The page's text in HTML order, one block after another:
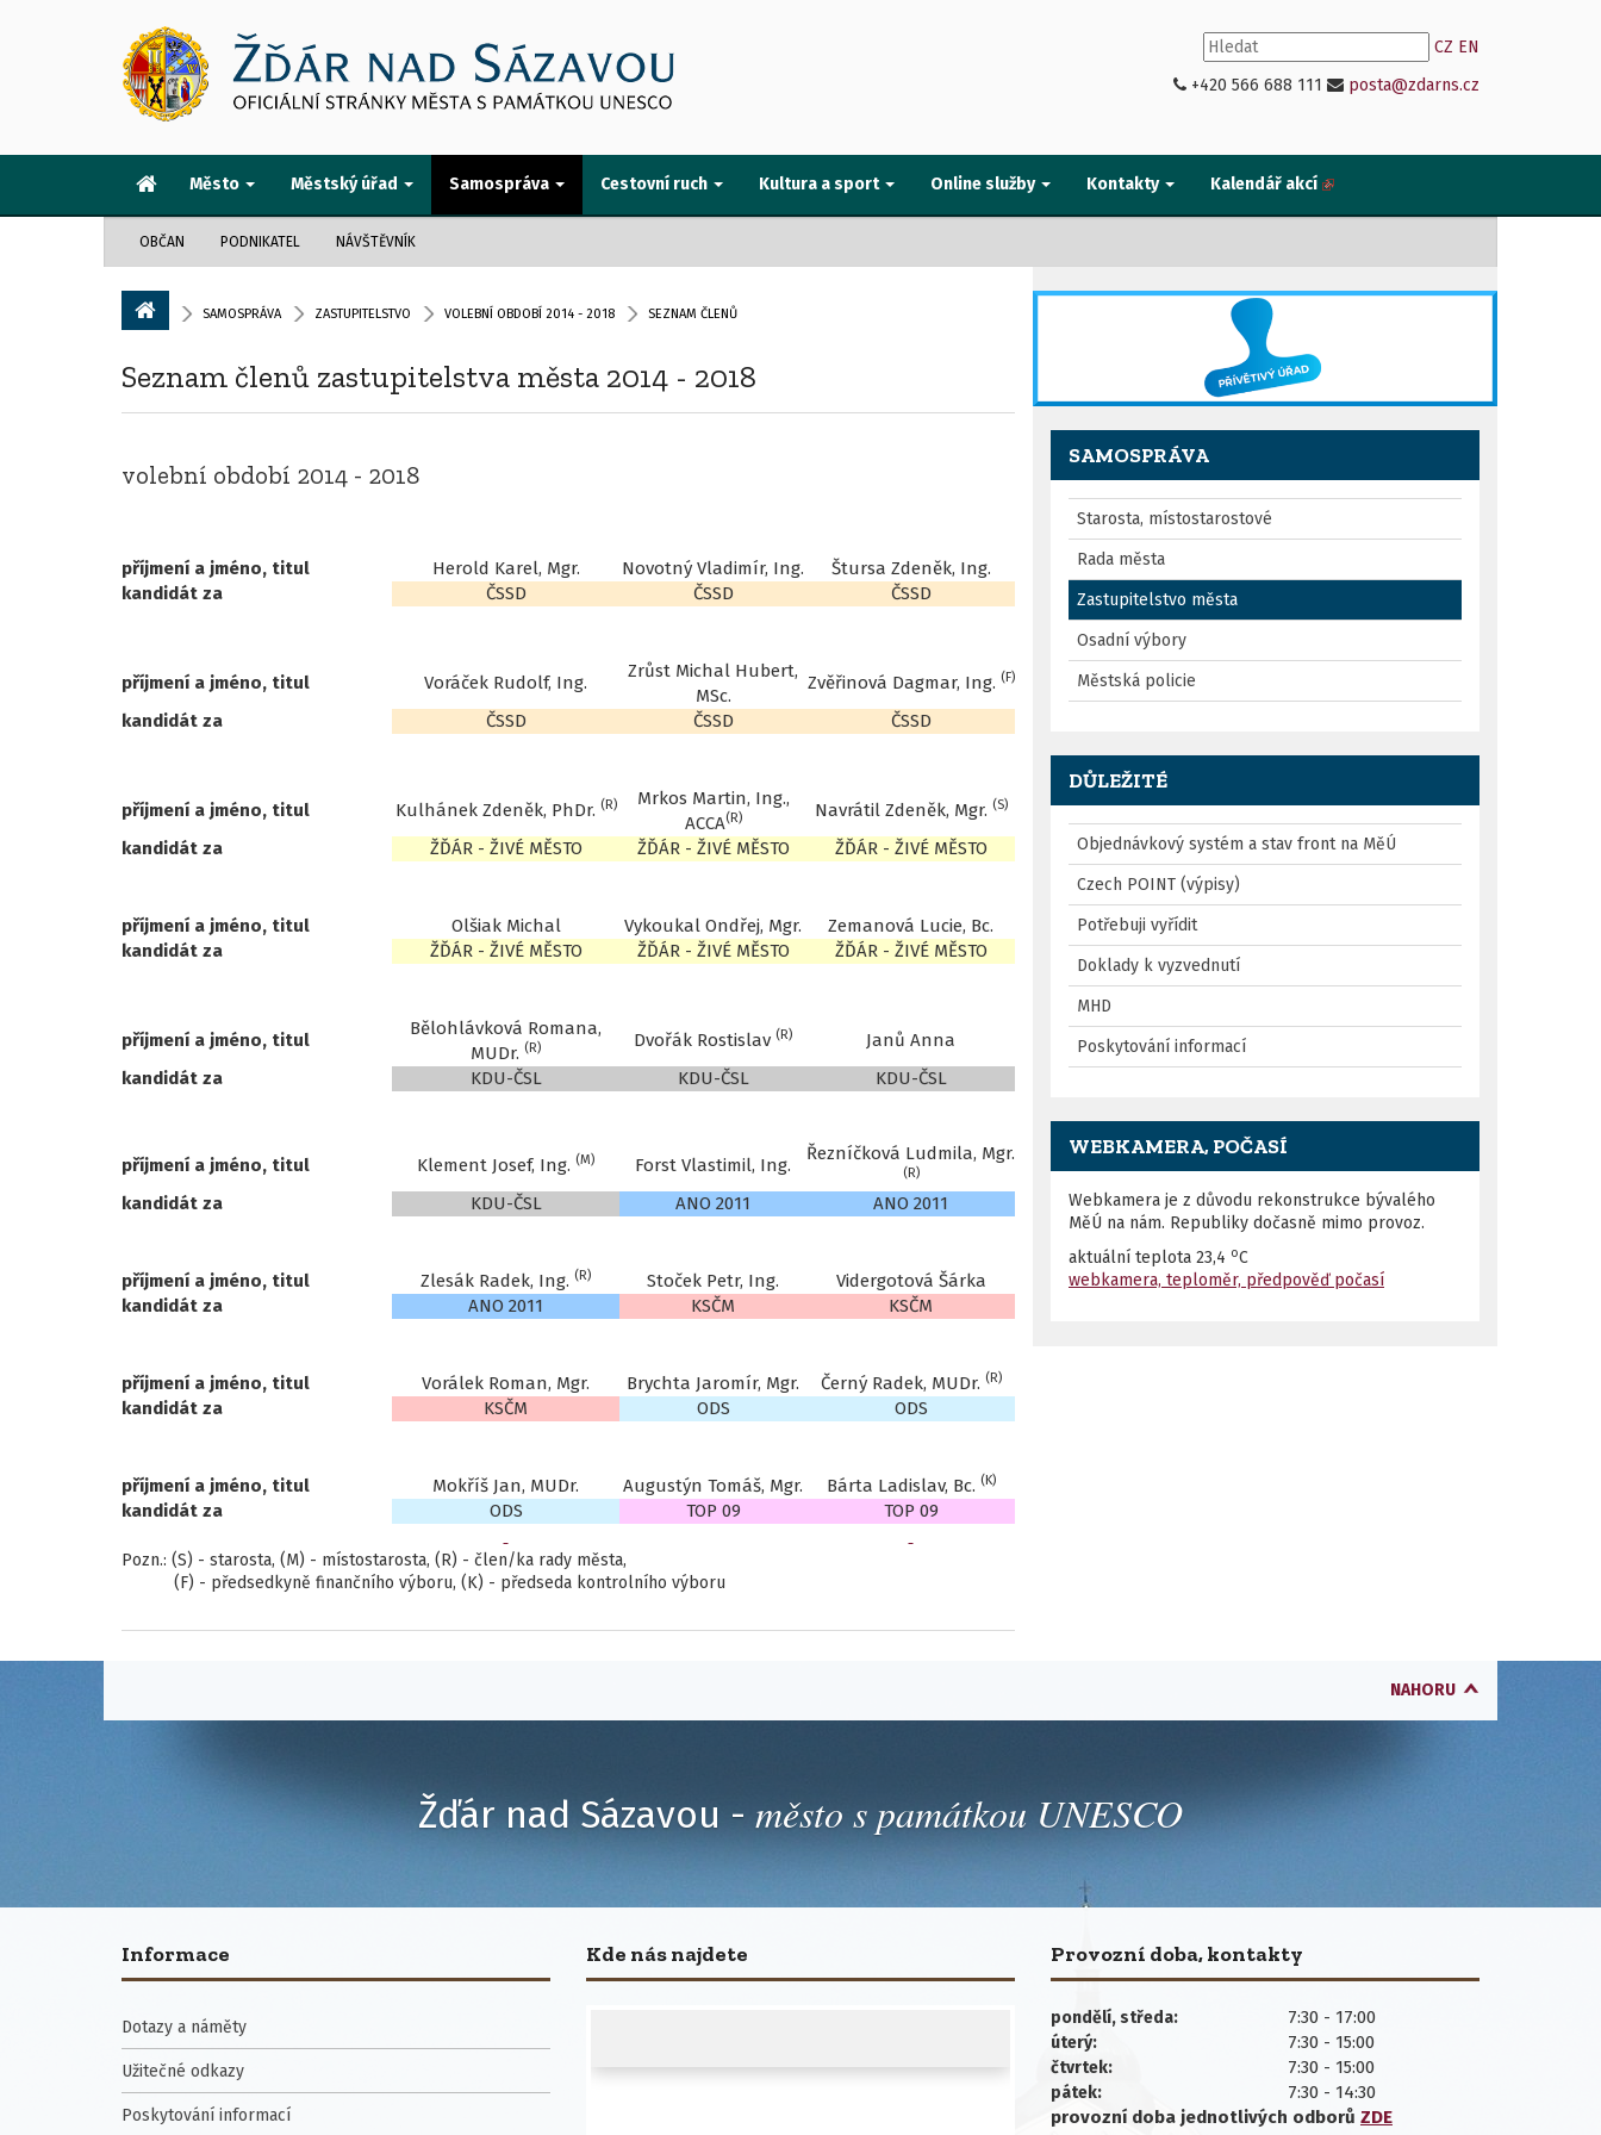
CZ EN
+420 566 688 111
posta@zdarns.cz
Město Městský úřad Samospráva Cestovní ruch Kultura a sport Online služby Kontakty Kalendář akcí
OBČAN PODNIKATEL NÁVŠTĚVNÍK
SAMOSPRÁVA ZASTUPITELSTVO VOLEBNÍ OBDOBÍ 2014 - 2018 SEZNAM ČLENŮ
Seznam členů zastupitelstva města 2014 - 2018
volební období 2014 - 2018
příjmení a jméno, titul Herold Karel, Mgr. Novotný Vladimír, Ing.
Štursa Zdeněk, Ing.
kandidát za
ČSSD ČSSD ČSSD
příjmení a jméno, titul Voráček Rudolf, Ing.
Zrůst Michal Hubert,
MSc.
Zvěřinová Dagmar, Ing. (F)
kandidát za ČSSD ČSSD ČSSD
příjmení a jméno, titul Kulhánek Zdeněk, PhDr. (R)
Mrkos Martin, Ing.,
ACCA(R) Navrátil Zdeněk, Mgr. (S)
kandidát za ŽĎÁR - ŽIVÉ MĚSTO ŽĎÁR - ŽIVÉ MĚSTO ŽĎÁR - ŽIVÉ MĚSTO
příjmení a jméno, titul Olšiak Michal Vykoukal Ondřej, Mgr.
Zemanová Lucie, Bc.
kandidát za
ŽĎÁR - ŽIVÉ MĚSTO ŽĎÁR - ŽIVÉ MĚSTO ŽĎÁR - ŽIVÉ MĚSTO
příjmení a jméno, titul
Bělohlávková Romana,
MUDr. (R) Dvořák Rostislav (R)
Janů Anna
kandidát za
KDU-ČSL KDU-ČSL KDU-ČSL
příjmení a jméno, titul Klement Josef, Ing. (M) Forst Vlastimil, Ing.
Řezníčková Ludmila, Mgr.
(R)
kandidát za KDU-ČSL ANO 2011 ANO 2011
příjmení a jméno, titul Zlesák Radek, Ing. (R) Stoček Petr, Ing.
Vidergotová Šárka
kandidát za
ANO 2011 KSČM KSČM
příjmení a jméno, titul Vorálek Roman, Mgr. Brychta Jaromír, Mgr. Černý Radek, MUDr. (R)
kandidát za KSČM ODS ODS
příjmení a jméno, titul Mokříš Jan, MUDr. Augustýn Tomáš, Mgr. Bárta Ladislav, Bc. (K)
kandidát za ODS TOP 09 TOP 09
Pozn.: (S) - starosta, (M) - místostarosta, (R) - člen/ka rady města,
(F) - předsedkyně finančního výboru, (K) - předseda kontrolního výboru
SAMOSPRÁVA
Starosta, místostarostové
Rada města
Zastupitelstvo města
Osadní výbory
Městská policie
DŮLEŽITÉ
Objednávkový systém a stav front na MěÚ
Czech POINT (výpisy)
Potřebuji vyřídit
Doklady k vyzvednutí
MHD
Poskytování informací
WEBKAMERA, POČASÍ
Webkamera je z důvodu rekonstrukce bývalého
MěÚ na nám. Republiky dočasně mimo provoz.
aktuální teplota 23,4 oC
webkamera, teploměr, předpověď počasí
NAHORU
Žďár nad Sázavou - město s památkou UNESCO
Informace
Dotazy a náměty
Užitečné odkazy
Poskytování informací
Provozní doba, kontakty
pondělí, středa: 7:30 - 17:00
úterý: 7:30 - 15:00
čtvrtek: 7:30 - 15:00
pátek:
7:30 - 14:30
provozní doba jednotlivých odborů ZDE
Kde nás najdete